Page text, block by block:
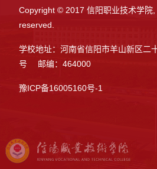
Copyright © 2017 信阳职业技术学院,
reserved.
学校地址：河南省信阳市羊山新区二
号 邮编：464000
豫ICP备16005160号-1